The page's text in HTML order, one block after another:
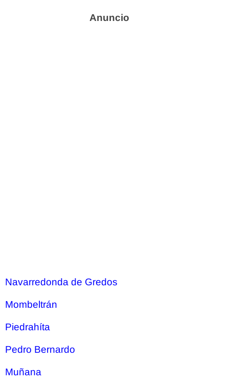
Navarredonda de Gredos
Mombeltrán
Piedrahíta
Pedro Bernardo
Muñana